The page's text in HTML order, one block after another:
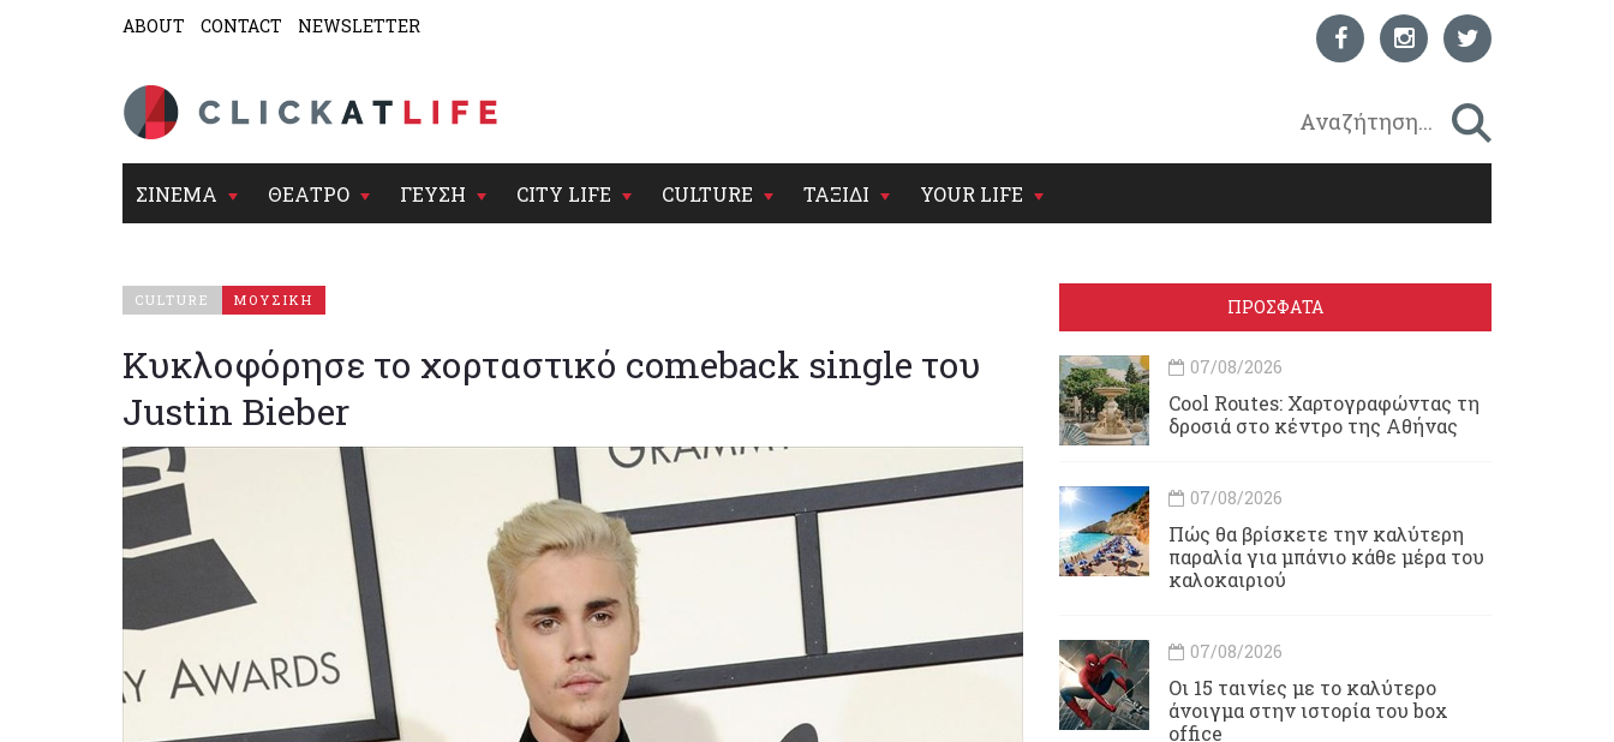
ABOUT CONTACT NEWSLETTER
ΣΙΝΕΜΑ ΘΕΑΤΡΟ ΓΕΥΣΗ CITY LIFE CULTURE ΤΑΞΙΔΙ YOUR LIFE
CULTURE ΜΟΥΣΙΚΗ
Κυκλοφόρησε το χορταστικό comeback single του
Justin Bieber
ΠΡΟΣΦΑΤΑ
07/08/2026
Cool Routes: Χαρτογραφώντας τη
δροσιά στο κέντρο της Αθήνας
07/08/2026
Πώς θα βρίσκετε την καλύτερη
παραλία για μπάνιο κάθε μέρα του
καλοκαιριού
07/08/2026
Οι 15 ταινίες με το καλύτερο
άνοιγμα στην ιστορία του box
office